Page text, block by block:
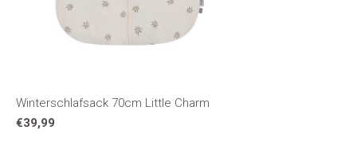
Winterschlafsack 70cm Little Charm
€39,99